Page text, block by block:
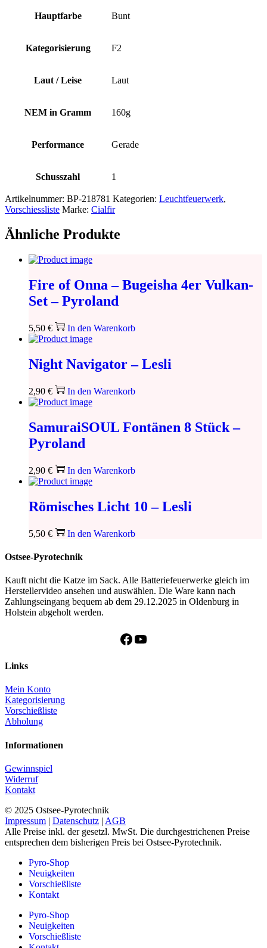
Hauptfarbe Bunt
Kategorisierung F2
Laut / Leise Laut
NEM in Gramm 160g
Performance Gerade
Schusszahl 1
Artikelnummer: BP-218781 Kategorien: Leuchtfeuerwerk,
Vorschiessliste Marke: Cialfir
Ähnliche Produkte
Fire of Onna – Bugeisha 4er Vulkan-
Set – Pyroland
5,50 € In den Warenkorb
Night Navigator – Lesli
2,90 € In den Warenkorb
SamuraiSOUL Fontänen 8 Stück –
Pyroland
2,90 € In den Warenkorb
Römisches Licht 10 – Lesli
5,50 € In den Warenkorb
Ostsee-Pyrotechnik
Kauft nicht die Katze im Sack. Alle Batteriefeuerwerke gleich im
Herstellervideo ansehen und auswählen. Die Ware kann nach
Zahlungseingang bequem ab dem 29.12.2025 in Oldenburg in
Holstein abgeholt werden.
Facebook
YouTube
Links
Mein Konto
Kategorisierung
Vorschießliste
Abholung
Informationen
Gewinnspiel
Widerruf
Kontakt
© 2025 Ostsee-Pyrotechnik
Impressum | Datenschutz | AGB
Alle Preise inkl. der gesetzl. MwSt. Die durchgestrichenen Preise
entsprechen dem bisherigen Preis bei Ostsee-Pyrotechnik.
Pyro-Shop
Neuigkeiten
Vorschießliste
Kontakt
Pyro-Shop
Neuigkeiten
Vorschießliste